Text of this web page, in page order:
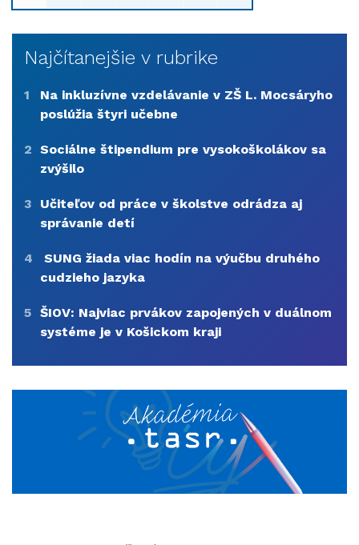
Najčítanejšie v rubrike
1
Na inkluzívne vzdelávanie v ZŠ L. Mocsáryho
poslúžia štyri učebne
2 Sociálne štipendium pre vysokoškolákov sa
zvýšilo
3
Učiteľov od práce v školstve odrádza aj
správanie detí
4
SUNG žiada viac hodín na výučbu druhého
cudzieho jazyka
5 ŠIOV: Najviac prvákov zapojených v duálnom
systéme je v Košickom kraji